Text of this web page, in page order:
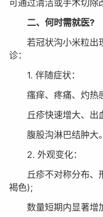
可通过清洁或手术切除
二、何时需就医?
若冠状沟小米粒出
诊：
1. 伴随症状：
瘙痒、疼痛、灼热
丘疹快速增大、出
腹股沟淋巴结肿大。
2. 外观变化：
丘疹不对称分布、
褐色);
数量短期内显著增